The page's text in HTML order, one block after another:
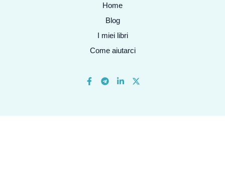
Home
Blog
I miei libri
Come aiutarci